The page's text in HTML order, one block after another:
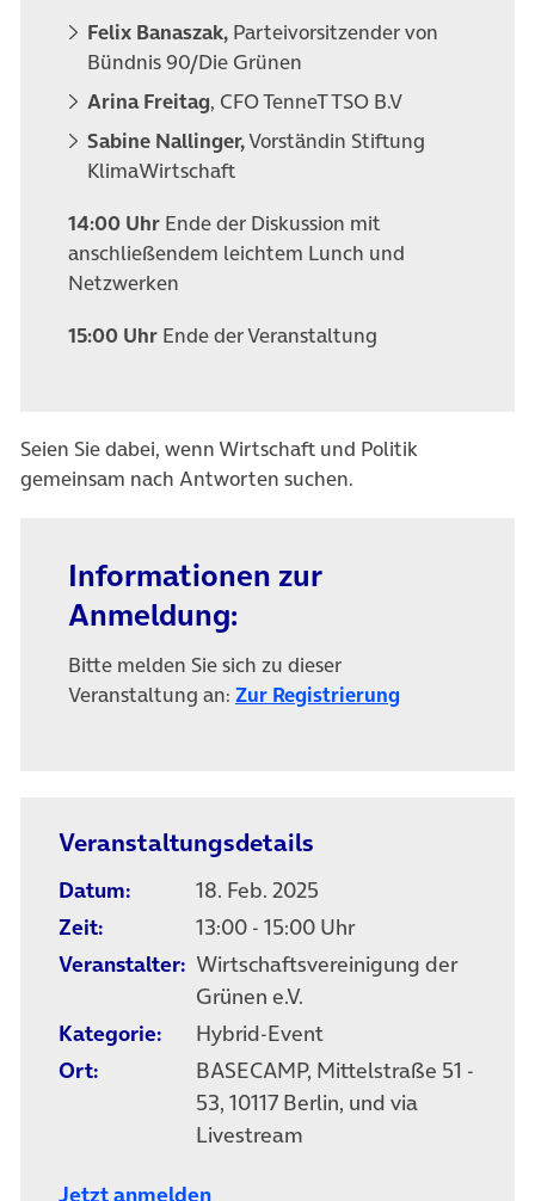
Felix Banaszak, Parteivorsitzender von
Bündnis 90/Die Grünen
Arina Freitag, CFO TenneT TSO B.V
Sabine Nallinger,Vorständin Stiftung
KlimaWirtschaft
14:00 Uhr Ende der Diskussion mit
anschließendem leichtem Lunch und
Netzwerken
15:00 Uhr Ende der Veranstaltung
Seien Sie dabei, wenn Wirtschaft und Politik
gemeinsam nach Antworten suchen.
Informationen zur
Anmeldung:
Bitte melden Sie sich zu dieser
Veranstaltung an: Zur Registrierung(öffnet in
Veranstaltungsdetails
Datum:
18. Feb. 2025
Zeit:
13:00 - 15:00 Uhr
Veranstalter: Wirtschafts­vereini­gung der
Grünen e.V.
Kategorie:
Hybrid-Event
Ort:
BASECAMP, Mittelstraße 51 -
53, 10117 Berlin, und via
Livestream
Jetzt anmelden